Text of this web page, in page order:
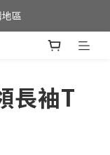
運費;
區
長袖T